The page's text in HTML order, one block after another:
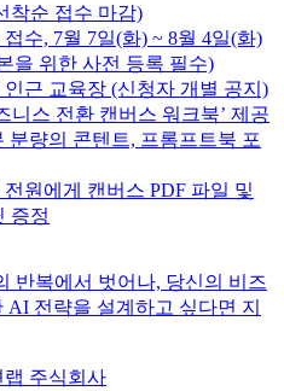
착순 접수 마감)
수, 7월 7일(화) ~ 8월 4일(화)
을 위한 사전 등록 필수)
근 교육장 (신청자 개별 공지)
니스 전환 캔버스 워크북’ 제공
분량의 콘텐트, 프롬프트북 포
전원에게 캔버스 PDF 파일 및
증정
반복에서 벗어나, 당신의 비즈
전략을 설계하고 싶다면 지
주식회사